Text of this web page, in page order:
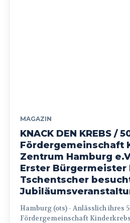
MAGAZIN
KNACK DEN KREBS /
Fördergemeinschaft
Zentrum Hamburg
Erster Bürgermeister
Tschentscher
Hamburg (ots) - Anlässlich ihres 50. Jubiläums lud die
Fördergemeinschaft